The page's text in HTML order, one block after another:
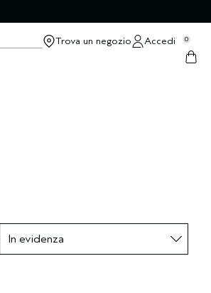
Trova un negozio Accedi 0